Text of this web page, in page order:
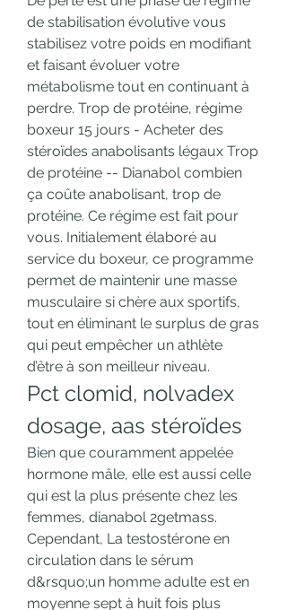
de stabilisation évolutive vous
stabilisez votre poids en modifiant
et faisant évoluer votre
métabolisme tout en continuant à
perdre. Trop de protéine, régime
boxeur 15 jours - Acheter des
stéroïdes anabolisants légaux Trop
de protéine -- Dianabol combien
ça coûte anabolisant, trop de
protéine. Ce régime est fait pour
vous. Initialement élaboré au
service du boxeur, ce programme
permet de maintenir une masse
musculaire si chère aux sportifs,
tout en éliminant le surplus de gras
qui peut empêcher un athlète
d’être à son meilleur niveau.
Pct clomid, nolvadex
dosage, aas stéroïdes
Bien que couramment appelée
hormone mâle, elle est aussi celle
qui est la plus présente chez les
femmes, dianabol 2getmass.
Cependant, La testostérone en
circulation dans le sérum
d&rsquo;un homme adulte est en
moyenne sept à huit fois plus